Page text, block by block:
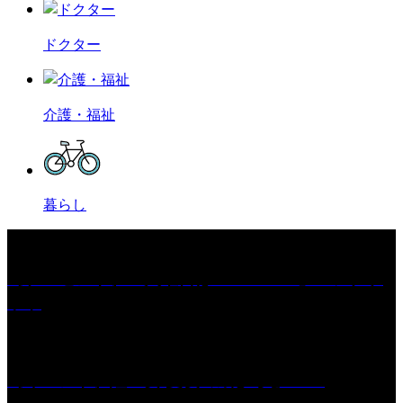
ドクター
介護・福祉
暮らし